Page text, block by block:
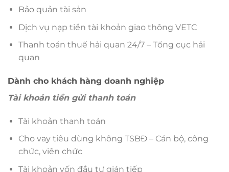
Bảo quản tài sản
Dịch vụ nạp tiền tài khoản giao thông VETC
Thanh toán thuế hải quan 24/7 – Tổng cục hải
quan
Dành cho khách hàng doanh nghiệp
Tài khoản tiền gửi thanh toán
Tài khoản thanh toán
Cho vay tiêu dùng không TSBĐ – Cán bộ, công
chức, viên chức
Tài khoản vốn đầu tư gián tiếp